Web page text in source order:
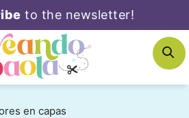
to the newsletter!
en capas